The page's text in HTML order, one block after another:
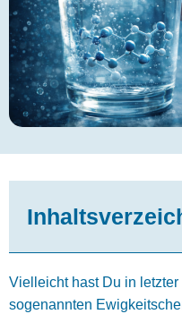
Vielleicht hast Du in letzter
sogenannten